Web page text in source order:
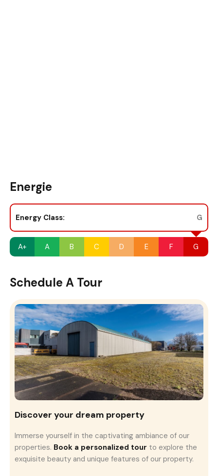
Energie
Energy Class: G
A+ A B C D E F G
Schedule A Tour
Discover your dream property
Immerse yourself in the captivating ambiance of our
properties. Book a personalized tour to explore the
exquisite beauty and unique features of our property.